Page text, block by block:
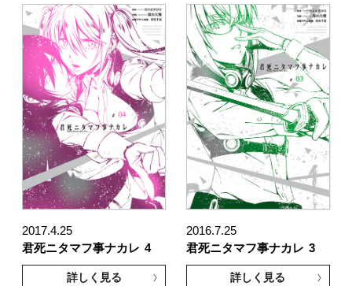
2017.4.25
君死ニタマフ事ナカレ 4
詳しく見る
2016.7.25
君死ニタマフ事ナカレ 3
詳しく見る